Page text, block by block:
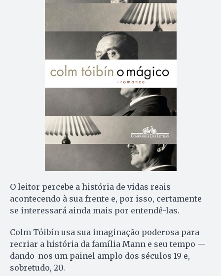
O leitor percebe a história de vidas reais
acontecendo à sua frente e, por isso, certamente
se interessará ainda mais por entendê-las.
Colm Tóibín usa sua imaginação poderosa para
recriar a história da família Mann e seu tempo —
dando-nos um painel amplo dos séculos 19 e,
sobretudo, 20.